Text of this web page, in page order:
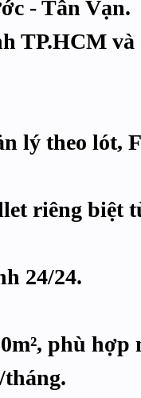
- Tân Vạn.
TP.HCM và
lý theo lót,
riêng biệt
24/24.
phù hợp